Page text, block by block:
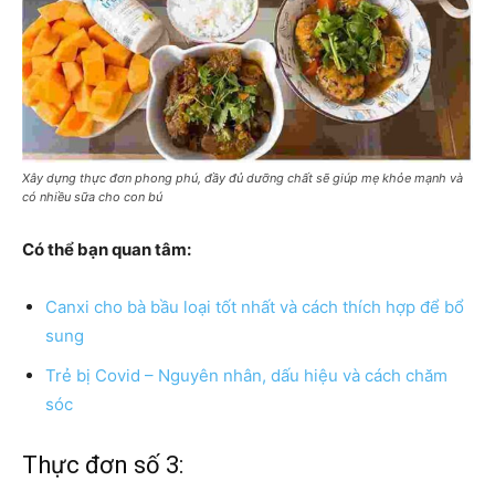
Xây dựng thực đơn phong phú, đầy đủ dưỡng chất sẽ giúp mẹ khỏe mạnh và
có nhiều sữa cho con bú
Có thể bạn quan tâm:
Canxi cho bà bầu loại tốt nhất và cách thích hợp để bổ
sung
Trẻ bị Covid – Nguyên nhân, dấu hiệu và cách chăm
sóc
Thực đơn số 3: